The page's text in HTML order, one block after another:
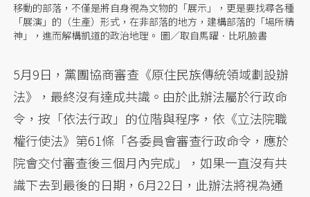
移動的部落，不僅是將自身視為文物的「展示」，更是要找尋各種
「展演」的（生產）形式，在非部落的地方，建構部落的「場所精
神」，進而解構凱道的政治地理。 圖／取自馬躍．比吼臉書
5月9日，黨團協商審查《原住民族傳統領域劃設辦
法》，最終沒有達成共識。由於此辦法屬於行政命
令，按「依法行政」的位階與程序，依《立法院職
權行使法》第61條「各委員會審查行政命令，應於
院會交付審查後三個月內完成」，如果一直沒有共
識下去到最後的日期，6月22日，此辦法將視為通